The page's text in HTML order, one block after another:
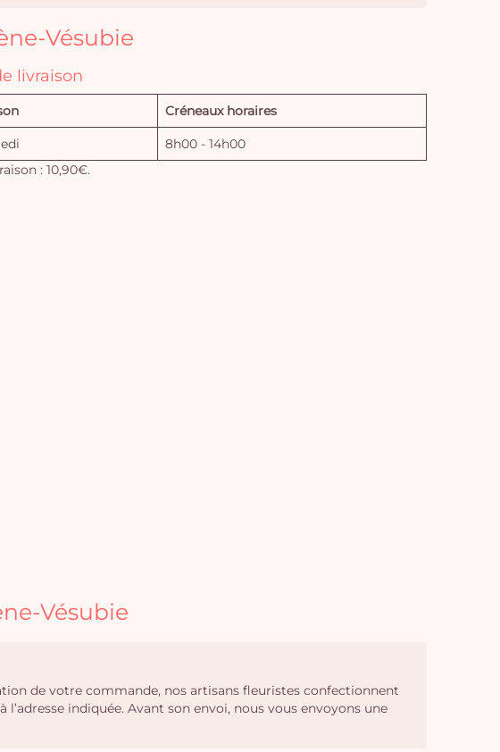
Vésubie
livraison
Créneaux horaires
8h00 - 14h00
: 10,90€.
Vésubie
de votre commande, nos artisans fleuristes confectionnent
indiquée. Avant son envoi, nous vous envoyons une